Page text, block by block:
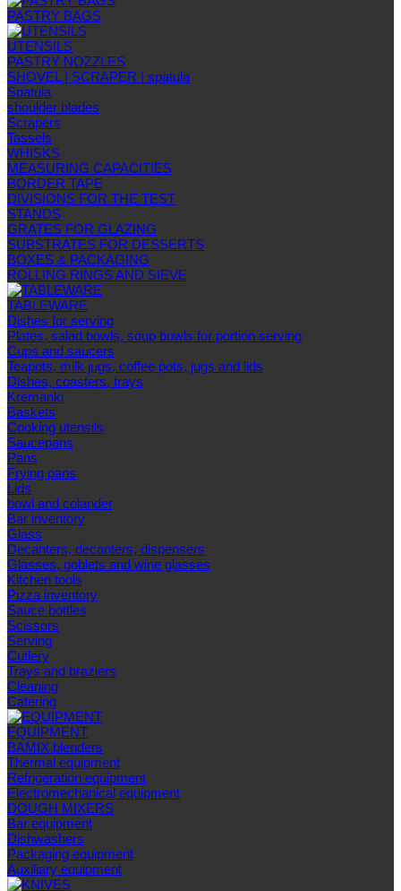
PASTRY BAGS
UTENSILS
PASTRY NOZZLES
SHOVEL | SCRAPER | spatula
Spatula
shoulder blades
Scrapers
Tassels
WHISKS
MEASURING CAPACITIES
BORDER TAPE
DIVISIONS FOR THE TEST
STANDS
GRATES FOR GLAZING
SUBSTRATES FOR DESSERTS
BOXES & PACKAGING
ROLLING RINGS AND SIEVE
TABLEWARE
Dishes for serving
Plates, salad bowls, soup bowls for portion serving
Cups and saucers
Teapots, milk jugs, coffee pots, jugs and lids
Dishes, coasters, trays
Kremanki
Baskets
Cooking utensils
Saucepans
Pans
Frying pans
Lids
bowl and colander
Bar inventory
Glass
Decanters, decanters, dispensers
Glasses, goblets and wine glasses
Kitchen tools
Pizza inventory
Sauce bottles
Scissors
Serving
Cutlery
Trays and braziers
Сleaning
Catering
EQUIPMENT
BAMIX blenders
Thermal equipment
Refrigeration equipment
Electromechanical equipment
DOUGH MIXERS
Bar equipment
Dishwashers
Packaging equipment
Auxiliary equipment